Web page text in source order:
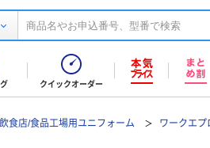
クイックオーダー
飲食店/食品工場用ユニフォーム ワークエプ